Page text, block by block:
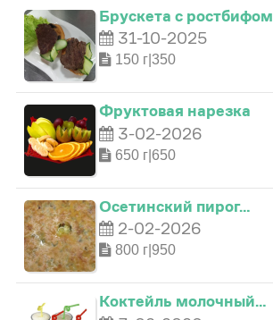
Брускета с ростбифом
31-10-2025
150 г|350
Фруктовая нарезка
3-02-2026
650 г|650
Осетинский пирог…
2-02-2026
800 г|950
Коктейль молочный…
1
2
1
3
4
1
4
1
3
5